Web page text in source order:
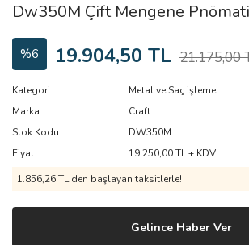
Dw350M Çift Mengene
%6 19.904,50 TL 21.175,00
Kategori
Metal ve Saç işleme
Marka
Craft
Stok Kodu
DW350M
Fiyat
19.250,00 TL + KDV
1.856,26 TL den başlayan taksitlerle!
Gelince Haber Ver